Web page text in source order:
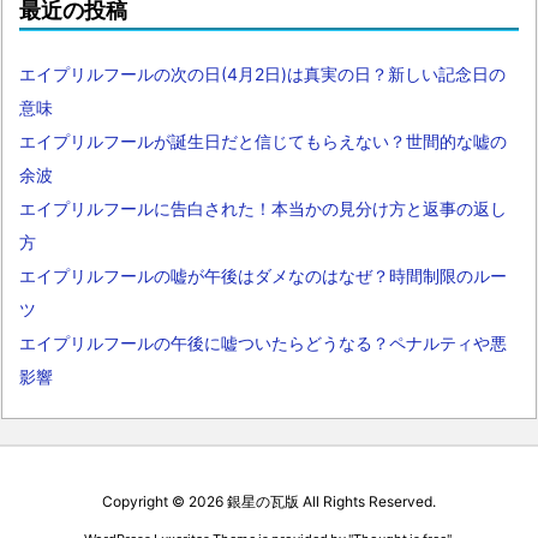
最近の投稿
エイプリルフールの次の日(4月2日)は真実の日？新しい記念日の
意味
エイプリルフールが誕生日だと信じてもらえない？世間的な嘘の
余波
エイプリルフールに告白された！本当かの見分け方と返事の返し
方
エイプリルフールの嘘が午後はダメなのはなぜ？時間制限のルー
ツ
エイプリルフールの午後に嘘ついたらどうなる？ペナルティや悪
影響
Copyright © 2026 銀星の瓦版 All Rights Reserved.